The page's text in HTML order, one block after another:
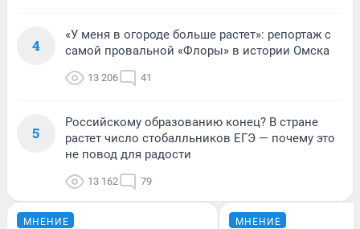
4
«У меня в огороде больше растет»: репортаж с
самой провальной «Флоры» в истории Омска
13 206 41
5
Российскому образованию конец? В стране
растет число стобалльников ЕГЭ — почему это
не повод для радости
13 162 79
МНЕНИЕ МНЕНИЕ